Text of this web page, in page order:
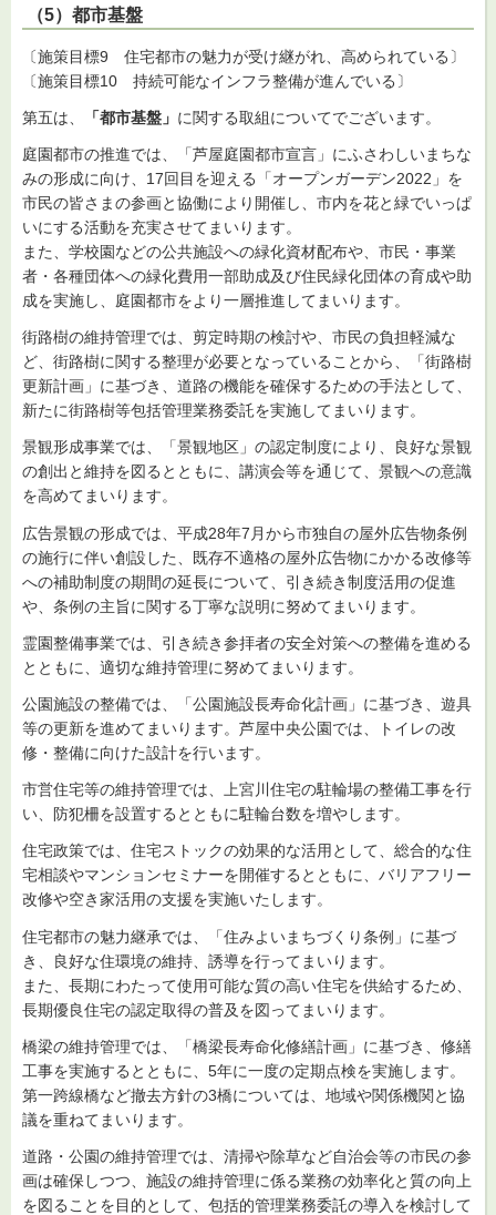
（5）都市基盤
〔施策目標9 住宅都市の魅力が受け継がれ、高められている〕
〔施策目標10 持続可能なインフラ整備が進んでいる〕
第五は、 「都市基盤」 に関する取組についてでございます。
庭園都市の推進では、「芦屋庭園都市宣言」にふさわしいまちな
みの形成に向け、17回目を迎える「オープンガーデン2022」を
市民の皆さまの参画と協働により開催し、市内を花と緑でいっぱ
いにする活動を充実させてまいります。
また、学校園などの公共施設への緑化資材配布や、市民・事業
者・各種団体への緑化費用一部助成及び住民緑化団体の育成や助
成を実施し、庭園都市をより一層推進してまいります。
街路樹の維持管理では、剪定時期の検討や、市民の負担軽減な
ど、街路樹に関する整理が必要となっていることから、「街路樹
更新計画」に基づき、道路の機能を確保するための手法として、
新たに街路樹等包括管理業務委託を実施してまいります。
景観形成事業では、「景観地区」の認定制度により、良好な景観
の創出と維持を図るとともに、講演会等を通じて、景観への意識
を高めてまいります。
広告景観の形成では、平成28年7月から市独自の屋外広告物条例
の施行に伴い創設した、既存不適格の屋外広告物にかかる改修等
への補助制度の期間の延長について、引き続き制度活用の促進
や、条例の主旨に関する丁寧な説明に努めてまいります。
霊園整備事業では、引き続き参拝者の安全対策への整備を進める
とともに、適切な維持管理に努めてまいります。
公園施設の整備では、「公園施設長寿命化計画」に基づき、遊具
等の更新を進めてまいります。芦屋中央公園では、トイレの改
修・整備に向けた設計を行います。
市営住宅等の維持管理では、上宮川住宅の駐輪場の整備工事を行
い、防犯柵を設置するとともに駐輪台数を増やします。
住宅政策では、住宅ストックの効果的な活用として、総合的な住
宅相談やマンションセミナーを開催するとともに、バリアフリー
改修や空き家活用の支援を実施いたします。
住宅都市の魅力継承では、「住みよいまちづくり条例」に基づ
き、良好な住環境の維持、誘導を行ってまいります。
また、長期にわたって使用可能な質の高い住宅を供給するため、
長期優良住宅の認定取得の普及を図ってまいります。
橋梁の維持管理では、「橋梁長寿命化修繕計画」に基づき、修繕
工事を実施するとともに、5年に一度の定期点検を実施します。
第一跨線橋など撤去方針の3橋については、地域や関係機関と協
議を重ねてまいります。
道路・公園の維持管理では、清掃や除草など自治会等の市民の参
画は確保しつつ、施設の維持管理に係る業務の効率化と質の向上
を図ることを目的として、包括的管理業務委託の導入を検討して